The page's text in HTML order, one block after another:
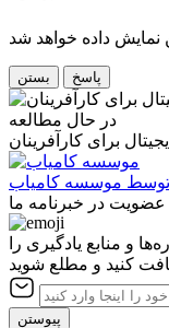
بستن پاسخ
در حال مطالعه
برای کارآفرینان
موسسه کامیاب
عضویت در خبرنامه ما
و منابع یادگیری را
کنید و مطلع شوید
پیوستن